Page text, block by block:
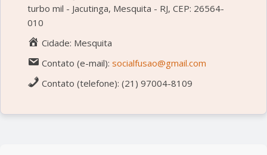
turbo mil - Jacutinga, Mesquita - RJ, CEP: 26564-
010
Cidade: Mesquita
Contato (e-mail): socialfusao@gmail.com
Contato (telefone): (21) 97004-8109